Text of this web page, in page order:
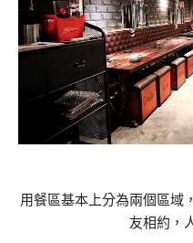
用餐區基本上分為兩個區域
友相約，